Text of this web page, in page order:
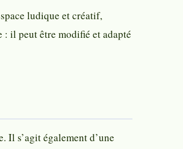
ludique et créatif,
: il peut être modifié et adapté
Il s’agit également d’une